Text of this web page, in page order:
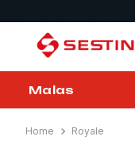
Malas
Royale